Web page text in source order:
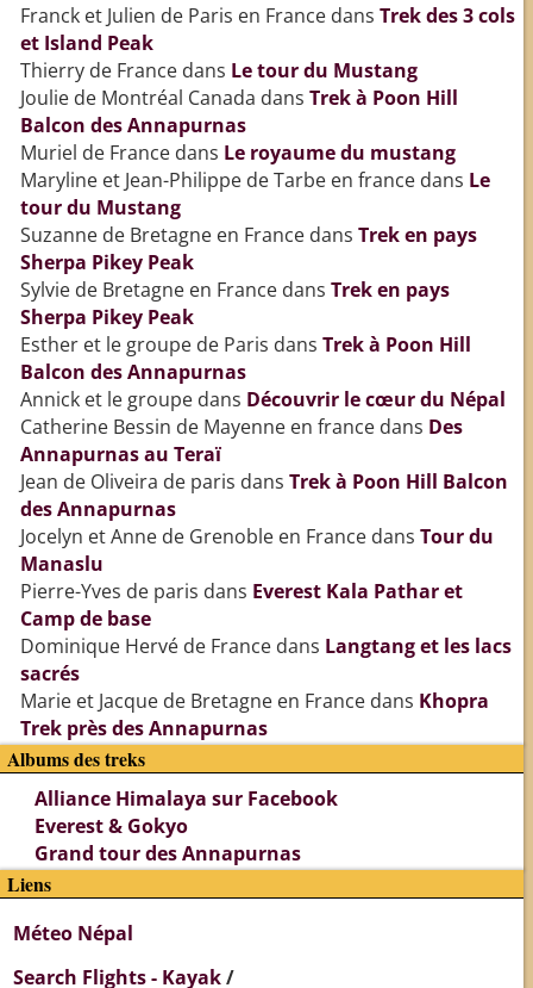
Franck et Julien de Paris en Francedans Trek des 3 cols
et Island Peak
Thierry de Francedans Le tour du Mustang
Joulie de Montréal Canada dans Trek à Poon Hill
Balcon des Annapurnas
Muriel de Francedans Le royaume du mustang
Maryline et Jean-Philippe de Tarbe en francedans Le
tour du Mustang
Suzanne de Bretagne en Francedans Trek en pays
Sherpa Pikey Peak
Sylvie de Bretagne en Francedans Trek en pays
Sherpa Pikey Peak
Esther et le groupe de Paris dans Trek à Poon Hill
Balcon des Annapurnas
Annick et le groupedans Découvrir le cœur du Népal
Catherine Bessin de Mayenne en francedans Des
Annapurnas au Teraï
Jean de Oliveira de paris dans Trek à Poon Hill Balcon
des Annapurnas
Jocelyn et Anne de Grenoble en Francedans Tour du
Manaslu
Pierre-Yves de paris dans Everest Kala Pathar et
Camp de base
Dominique Hervé de Francedans Langtang et les lacs
sacrés
Marie et Jacque de Bretagne en Francedans Khopra
Trek près des Annapurnas
Albums des treks
Alliance Himalaya sur Facebook
Everest & Gokyo
Grand tour des Annapurnas
Liens
Méteo Népal
Search Flights - Kayak/